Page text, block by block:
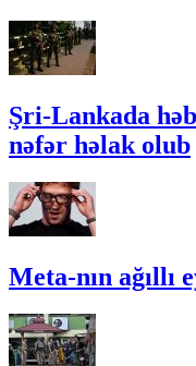
Şri-Lankada
nəfər həlak olub
Meta-nın ağıllı